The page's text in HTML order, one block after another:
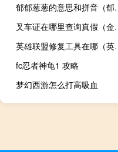
郁郁葱葱
叉车证在哪
英雄联盟修
fc忍者神龟1 攻略
梦幻西游怎么打高吸血